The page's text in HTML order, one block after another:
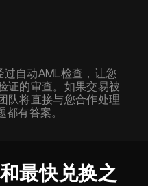
过自动AML检查，让您
证的审查。如果交易被
队将直接与您合作处理
有答案。
最快兑换之